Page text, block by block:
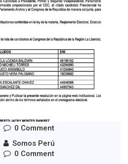
0 Comment
Somos Perú
0 Comment